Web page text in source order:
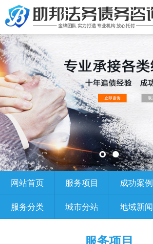
网站首页 服务项目 成功案例
服务分类 城市分站 地域新闻
服务项目